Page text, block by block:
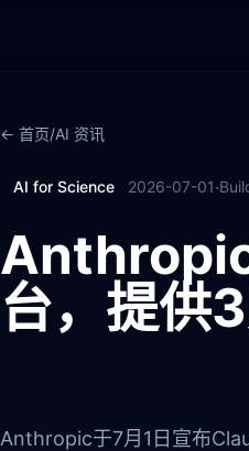
← 首页/AI 资讯
AI for Science 2026-07-01·
台，提供
Anthropic于7月1日宣布